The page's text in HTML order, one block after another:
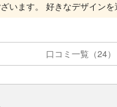
口コミ一覧（24）